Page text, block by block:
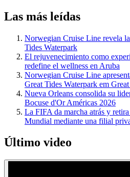
Las más leídas
Norwegian Cruise Line revela
Tides Waterpark
El rejuvenecimiento como
redefine el wellness en Aruba
Norwegian Cruise Line
Great Tides Waterpark em
Nueva Orleans consolida su
Bocuse d'Or Américas 2026
La FIFA da marcha atrás y
Mundial mediante una filial
Último video